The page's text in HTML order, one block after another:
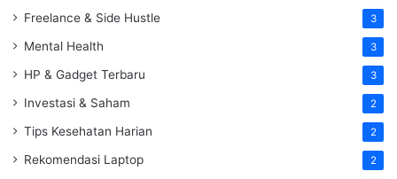
Freelance & Side Hustle 3
Mental Health 3
HP & Gadget Terbaru 3
Investasi & Saham 2
Tips Kesehatan Harian 2
Rekomendasi Laptop 2